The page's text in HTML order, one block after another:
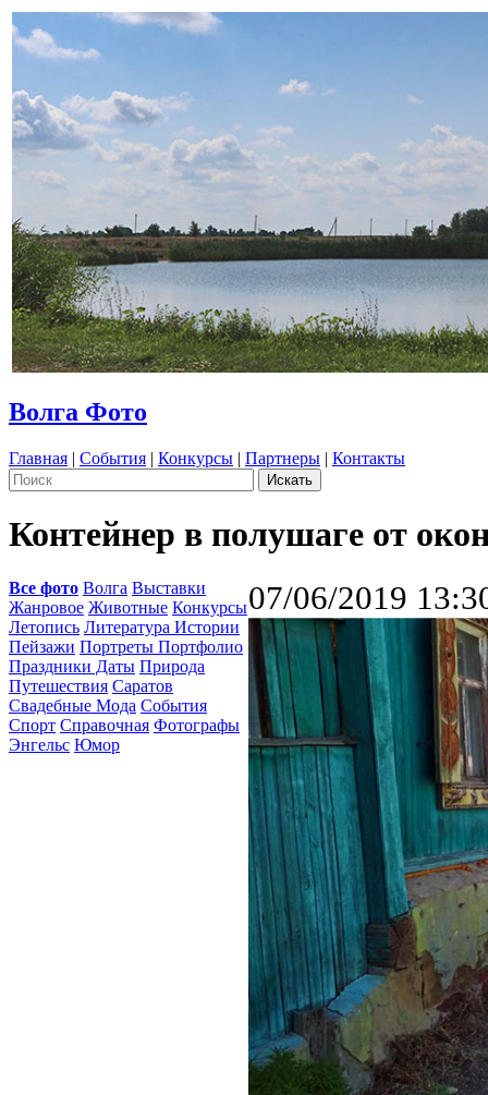
Волга Фото
Главная | События | Конкурсы | Партнеры | Контакты
Контейнер в полушаге от
Все фото Волга Выставки
Жанровое Животные Конкурсы
Летопись Литература Истории
Пейзажи Портреты Портфолио
Праздники Даты Природа
Путешествия Саратов
Свадебные Мода События
Спорт Справочная Фотографы
Энгельс Юмор
07/06/2019